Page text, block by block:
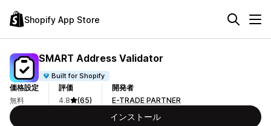
Shopify App Store
SMART Address Validator
Built for Shopify
価格設定
無料
評価
4.8
(65)
開発者
E-TRADE PARTNER
インストール